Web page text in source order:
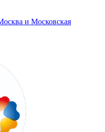
и Московская